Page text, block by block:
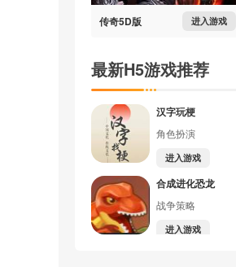
传奇5D版 进入游戏
最新H5游戏推荐
汉字玩梗
角色扮演
进入游戏
合成进化恐龙
战争策略
进入游戏